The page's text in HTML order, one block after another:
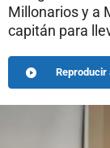
Millonarios y a
capitán para
Reproducir